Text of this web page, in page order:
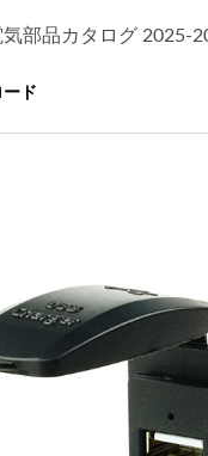
気部品カタログ 2025-
ド